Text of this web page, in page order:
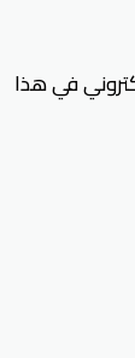
في هذا